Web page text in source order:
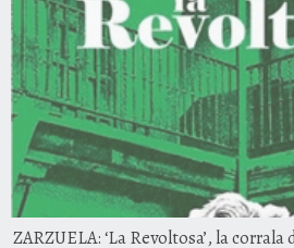
ZARZUELA: ‘La Revoltosa’, la